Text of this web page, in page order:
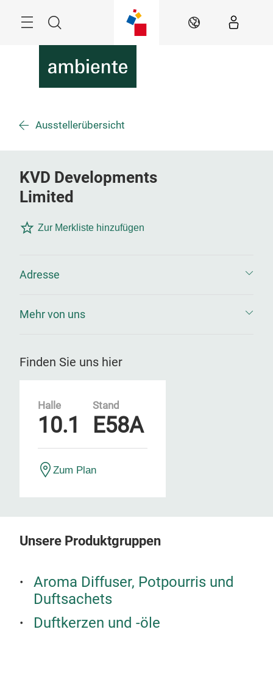
Suche DE
Ausstellerübersicht
KVD Developments
Limited
Zur Merkliste hinzufügen
Adresse
Mehr von uns
Finden Sie uns hier
Halle
10.1
Stand
E58A
Zum Plan
Unsere Produktgruppen
Aroma Diffuser, Potpourris und
Duftsachets
Duftkerzen und -öle